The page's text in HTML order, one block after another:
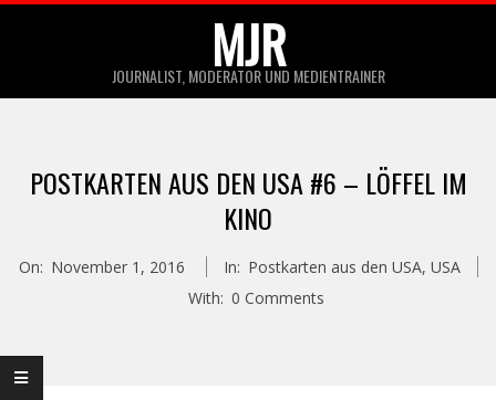
MJR
JOURNALIST, MODERATOR UND MEDIENTRAINER
Menu
POSTKARTEN AUS DEN USA #6 – LÖFFEL IM
KINO
On: November 1, 2016 In: Postkarten aus den USA, USA
With: 0 Comments